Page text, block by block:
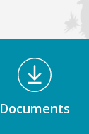
Documents